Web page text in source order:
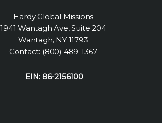
Hardy Global Missions
1941 Wantagh Ave, Suite 204
Wantagh, NY 11793
Contact: (800) 489-1367
EIN: 86-2156100